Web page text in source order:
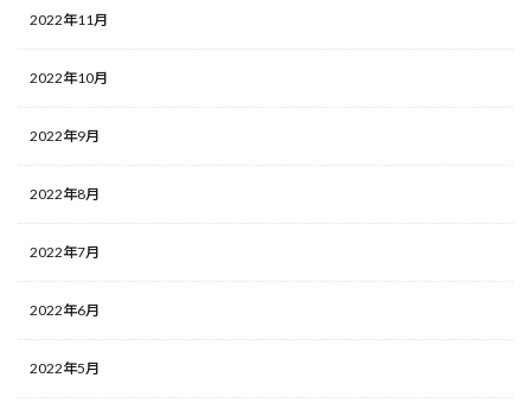
2022年11月
2022年10月
2022年9月
2022年8月
2022年7月
2022年6月
2022年5月